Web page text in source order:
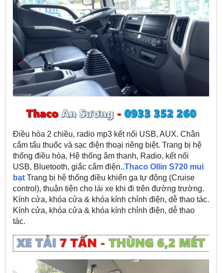
Điều hòa 2 chiều, radio mp3 kết nối USB, AUX. Chân
cắm tẩu thuốc và sạc điện thoại riêng biệt. Trang bị hệ
thống điều hòa, Hệ thống âm thanh, Radio, kết nối
USB, Bluetooth, giắc cắm điện..Thaco Ollin S720 mui
bạt Trang bị hệ thống điều khiển ga tự động (Cruise
control), thuận tiện cho lái xe khi đi trên đường trường.
Kính cửa, khóa cửa & khóa kính chỉnh điện, dễ thao tác.
Kính cửa, khóa cửa & khóa kính chỉnh điện, dễ thao
tác.